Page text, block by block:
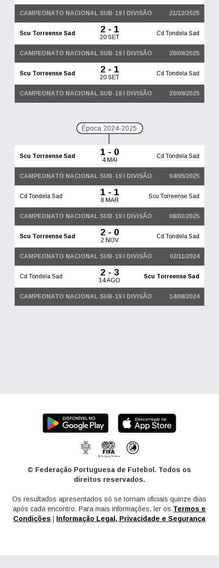
CAMPEONATO NACIONAL SUB-19 I DIVISÃO 21/12/2025
Scu Torreense Sad 2 - 1
20 SET
Cd Tondela Sad
CAMPEONATO NACIONAL SUB-19 I DIVISÃO 20/09/2025
Scu Torreense Sad 2 - 1
20 SET
Cd Tondela Sad
CAMPEONATO NACIONAL SUB-19 I DIVISÃO 20/09/2025
Época 2024-2025
Scu Torreense Sad 1 - 0
4 MAI
Cd Tondela Sad
CAMPEONATO NACIONAL SUB-19 I DIVISÃO 04/05/2025
Cd Tondela Sad 1 - 1
8 MAR
Scu Torreense Sad
CAMPEONATO NACIONAL SUB-19 I DIVISÃO 08/03/2025
Scu Torreense Sad 2 - 0
2 NOV
Cd Tondela Sad
CAMPEONATO NACIONAL SUB-19 I DIVISÃO 02/11/2024
Cd Tondela Sad 2 - 3
14 AGO
Scu Torreense Sad
CAMPEONATO NACIONAL SUB-19 I DIVISÃO 14/08/2024
© Federação Portuguesa de Futebol. Todos os
direitos reservados.
Os resultados apresentados só se tornam oficiais quinze dias
após cada encontro. Para mais informações, ler os Termos e
Condições
Informação Legal, Privacidade e Segurança